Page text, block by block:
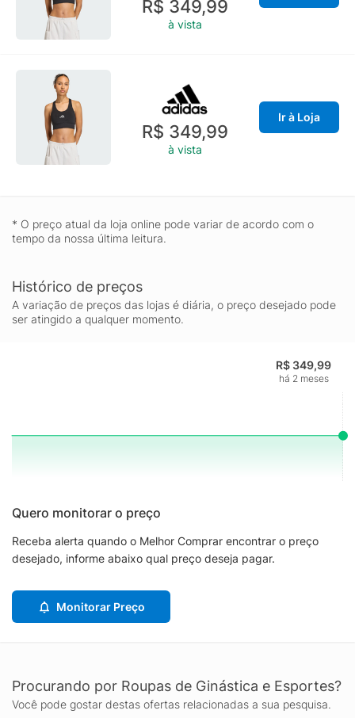
R$ 349,99
à vista
R$ 349,99
à vista
Ir à Loja
* O preço atual da loja online pode variar de acordo com o
tempo da nossa última leitura.
Histórico de preços
A variação de preços das lojas é diária, o preço desejado pode
ser atingido a qualquer momento.
R$ 349,99
há 2 meses
Quero monitorar o preço
Receba alerta quando o Melhor Comprar encontrar o preço
desejado, informe abaixo qual preço deseja pagar.
Monitorar Preço
Procurando por Roupas de Ginástica e Esportes?
Você pode gostar destas ofertas relacionadas a sua pesquisa.